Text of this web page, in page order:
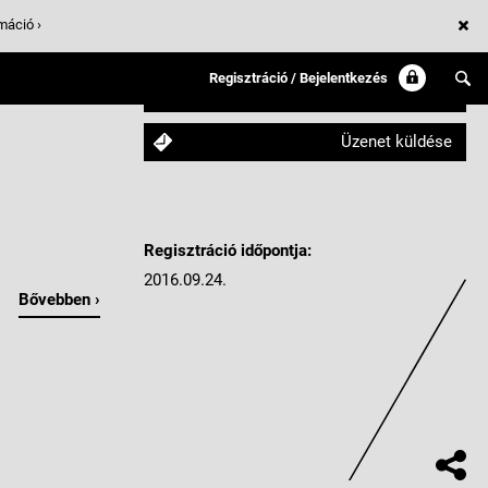
Regisztráció / Bejelentkezés
Követem
Üzenet küldése
Bővebben ›
Regisztráció időpontja:
2016.09.24.
›